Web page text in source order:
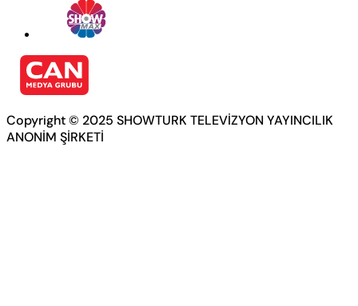
Copyright © 2025 SHOWTURK TELEVİZYON YAYINCILIK
ANONİM ŞİRKETİ